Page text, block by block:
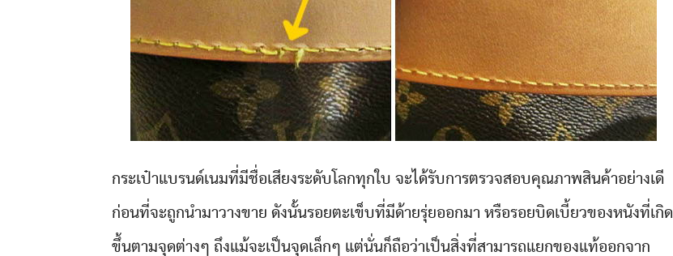
กระเป๋าแบรนด์เนมที่มีชื่อเสียงระดับโลกทุกใบ จะได้รับการตรวจสอบคุณภาพสินค้าอย่างเดี
ก่อนที่จะถูกนำมาวางขาย ดังนั้นรอยตะเข็บที่มีด้ายรุ่ยออกมา หรือรอยบิดเบี้ยวของหนังที่เกิด
ขึ้นตามจุดต่างๆ ถึงแม้จะเป็นจุดเล็กๆ แต่นั่นก็ถือว่าเป็นสิ่งที่สามารถแยกของแท้ออกจาก